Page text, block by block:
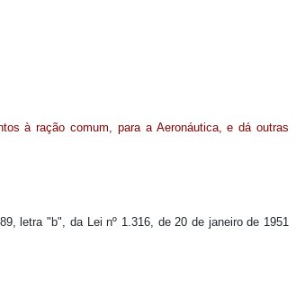
à ração comum, para a Aeronáutica, e dá outras
letra "b", da Lei nº 1.316, de 20 de janeiro de 1951